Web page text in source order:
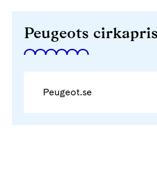
Peugeots
Peugeot.se